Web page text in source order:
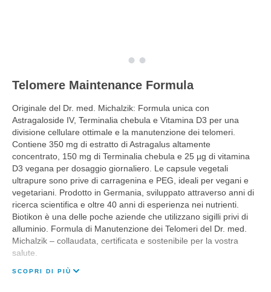
Telomere Maintenance Formula
Originale del Dr. med. Michalzik: Formula unica con
Astragaloside IV, Terminalia chebula e Vitamina D3 per una
divisione cellulare ottimale e la manutenzione dei telomeri.
Contiene 350 mg di estratto di Astragalus altamente
concentrato, 150 mg di Terminalia chebula e 25 µg di vitamina
D3 vegana per dosaggio giornaliero. Le capsule vegetali
ultrapure sono prive di carragenina e PEG, ideali per vegani e
vegetariani. Prodotto in Germania, sviluppato attraverso anni di
ricerca scientifica e oltre 40 anni di esperienza nei nutrienti.
Biotikon è una delle poche aziende che utilizzano sigilli privi di
alluminio. Formula di Manutenzione dei Telomeri del Dr. med.
Michalzik – collaudata, certificata e sostenibile per la vostra
salute.
SCOPRI DI PIÙ